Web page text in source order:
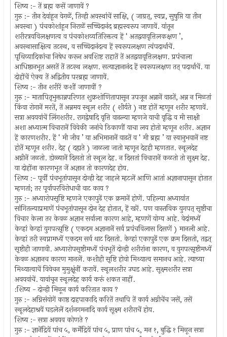
शिष्य :- तें ब्रह्म कसें जाणावें ?
गुरु :- तीन देवांहून वेगळें, तिन्ही अवस्थांचें साक्षि, ( जाग्रत्, स्वप्न, सुषुप्ति या तीन
अवस्था ) पंचकोशांहून निराळें सच्चिदानंद ब्रह्मस्वरूप जाणावें. यांतून
शरीरत्रयविलक्षणत्व व पंचकोशव्यतिरिक्तत्व हें ‘ अतद्वयावृत्तिलकक्षण ’,
अवस्थासाक्षित्व तटस्थ, व सच्चिदानंदत्व हें स्वरूपलक्षण त्वंपदार्थाचें.
पृथिव्यादिकांचा निषेध करून अवशिष्ट राहातें तें अतद्वयावृत्तिलक्षण. प्रपंचाला
आधिष्ठानभूत असतें तें तटस्थ लक्षण. सत्याज्ञानानंद हें स्वरूपलक्षण तत् पदार्थाचें. या
दोहोंचें ऐक्य तें अद्वितीय परब्रह्म जाणावें.
शिष्य :- तीन शरीरें कशीं जाणावीं ?
गुरु :- मातापितृभुक्तान्नपरिणत शुक्रशोणितापासून उपजून अन्नानें वाढतें, अन्न न मिळतां
किंवा रोगानें मरतें, तें अन्नमय स्थूल शरीर ( शीर्यते ) नष्ट होतें म्हणून शरीर म्हणावें.
सत्रा अवयवांचें लिंगशरीर. रागद्वेषादि वृत्ति वाढल्या म्हणजे याची वृद्धि व मी साक्षी
अशा अध्यात्म विचारानें विवेकी जनांचे ठिकाणीं याचा लय होतो म्हणून शरीर. अज्ञान
हें कारणशरीर. हें ‘ मी जीव ’ या अभिमानानें वाढतें व ‘ मी ब्रह्म ’ या स्वानुभवानें नष्ट
होतें म्हणून शरीर. देह ( दह्यते ) जाळला जातो म्हणून देहही म्हणतात. स्थूलदेह
अग्नीनें जळतो. डोळ्यानें दिसतो तो स्थूल देह. न दिसतां विचारानें कळतो तो सूक्ष्म देह.
या दोहोंना कारणभूत जें अज्ञान तो कारणदेह होय.
शिष्य :- पूर्वीं पंचभूतांपासून दोन्ही देह जाहले म्हटलें आणि आतां अज्ञानापासून होतात
म्हणतां; तर पूर्वापरविरोधाची वाट काय ?
गुरु :- अध्यारोपसृष्टि म्हणजे एकापुढें एक क्रमानें होणें. पहिल्या अध्यायांत
सांगितल्याप्रमाणें पंचभूतांपासून दोन देह होतात, हें खरें. पण वास्तविक युगपत् सृष्टीचा
विचार केला तर केवळ अज्ञान सर्वाला कारण आहे, म्हणणें योग्य आहे. वेदांमध्यें
केव्हां केव्हां युगपत्सृष्टि ( एकदम अज्ञानानें सर्व प्रपंचविलास दिसणें ) मानली आहे.
केव्हां तरी स्वप्नामध्यें एकदम सर्व थाट दिसतो. केव्हां एकापुढें एक क्रम दिसतो, तद्वत्
सृष्टीही जाणावी. अध्यारोपसृष्टीमध्यें पंचभूतें दोन्ही शरीरांना कारण, व युगपत्सृष्टीमध्यें
केवळ अज्ञानच कारण मानलें. कशीही सृष्टि होवो मिथ्यात्व समानच आहे. त्याच्या
मिथ्यात्वाचें विवेचन मुमुक्षूंनीं करावें. स्थूलशरीर उघड आहे. सूक्ष्मशरीर सत्रा
अवयवांचें. यावांचून स्थूलदेह कार्य करूं शकत नाहीं.
:शिष्य - दोन्ही मिळून कार्य करितात काय ?
गुरु :- अग्निसंयोगें काष्ठ दाहपाकादि करितें तथापि तें कार्य अग्नीचेंच जसें, तसें
स्थूलदेहाश्रयें घडलेलें दर्शनगमनादि कार्य सूक्ष्म शरीराचें होय.
शिष्य :- सत्रा अवयव कोणते ?
गुरु :- ज्ञानेंद्रियें पांच ५, कर्मेंद्रियें पांच ५, प्राण पांच ५, मन १, बुद्धि १ मिळून सत्रा